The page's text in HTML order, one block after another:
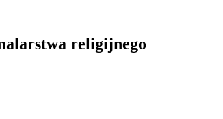
religijnego